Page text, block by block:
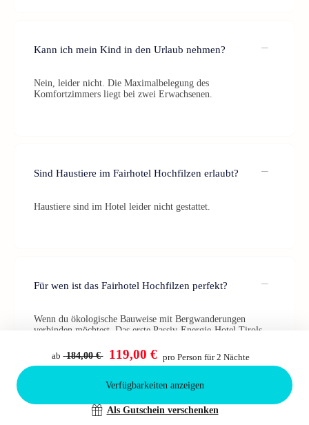
Bestätigen
Kann ich mein Kind in den Urlaub nehmen?
Nein, leider nicht. Die Maximalbelegung des
Komfortzimmers liegt bei zwei Erwachsenen.
Sind Haustiere im Fairhotel Hochfilzen erlaubt?
Haustiere sind im Hotel leider nicht gestattet.
Für wen ist das Fairhotel Hochfilzen perfekt?
Wenn du ökologische Bauweise mit Bergwanderungen
verbinden möchtest. Das erste Passiv-Energie-Hotel Tirols
Wanderwegen im PillerseeTal.
ab 184,00 € 119,00 € pro Person für 2 Nächte
Verfügbarkeiten anzeigen
Als Gutschein verschenken